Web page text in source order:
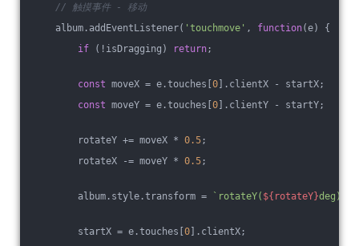
// 触摸事件 - 移动
album.addEventListener( 'touchmove' , function(e) {
if (!isDragging) return;
const moveX = e.touches[ 0 ].clientX - startX;
const moveY = e.touches[ 0 ].clientY - startY;
rotateY += moveX * 0.5;
rotateX -= moveY * 0.5;
album.style.transform = `rotateY( ${rotateY}deg)
startX = e.touches[ 0 ].clientX;